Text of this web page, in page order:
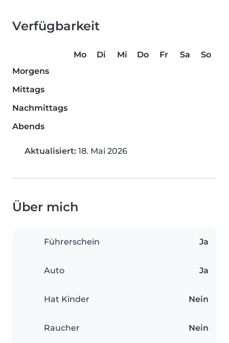
Verfügbarkeit
Mo Di Mi Do Fr Sa
So
Morgens
Mittags
Nachmittags
Abends
Aktualisiert: 18. Mai 2026
Über mich
Führerschein Ja
Auto Ja
Hat Kinder Nein
Raucher Nein